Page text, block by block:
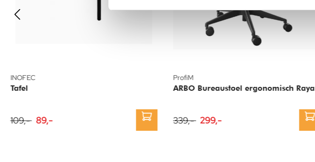
INOFEC
Tafel
109,- 89,-
ProfiM
ARBO Bureaustoel ergonomisch Raya
339,- 299,-